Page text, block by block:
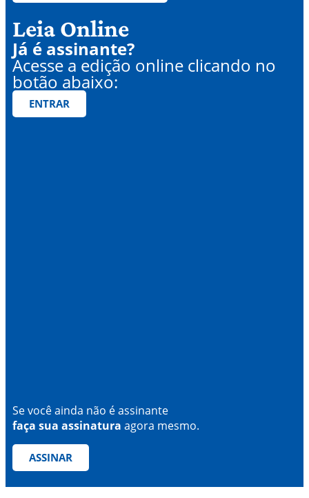
Leia Online
Já é assinante?
Acesse a edição online clicando no
botão abaixo:
ENTRAR
Se você ainda não é assinante
faça sua assinatura agora mesmo.
ASSINAR